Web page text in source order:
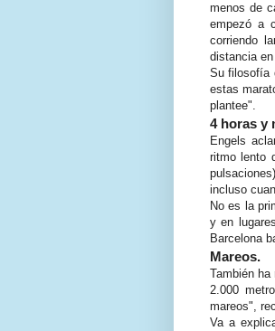
menos de
empezó a
corriendo
distancia
Su filosofía
estas
plantee".
4 horas y
Engels
ritmo lento
incluso
No es la
y en
Barcelona
Mareos.
También
2.000
mareos",
Va a